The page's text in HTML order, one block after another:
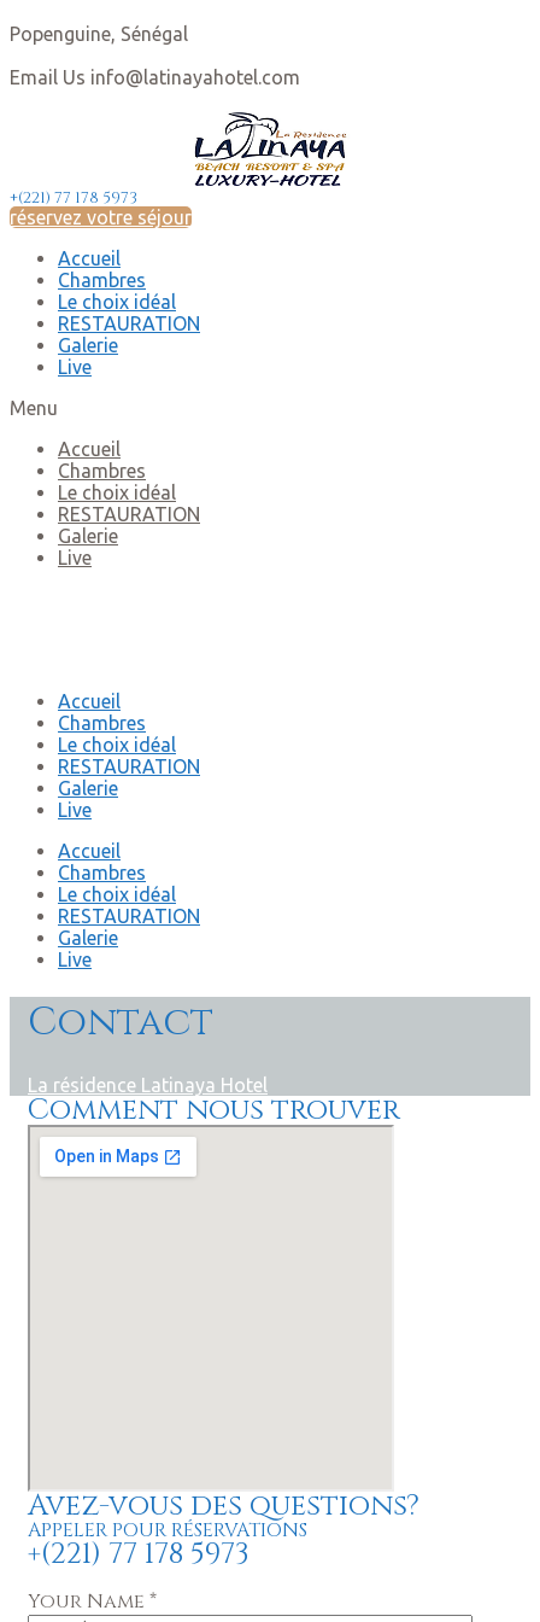
Popenguine, Sénégal
Email Us info@latinayahotel.com
+(221) 77 178 5973
réservez votre séjour
Accueil
Chambres
Le choix idéal
RESTAURATION
Galerie
Live
Menu
Accueil
Chambres
Le choix idéal
RESTAURATION
Galerie
Live
Accueil
Chambres
Le choix idéal
RESTAURATION
Galerie
Live
Accueil
Chambres
Le choix idéal
RESTAURATION
Galerie
Live
Contact
La résidence Latinaya Hotel
Comment nous trouver
Avez-vous des questions?
APPELER POUR RÉSERVATIONS
+(221) 77 178 5973
Your Name *